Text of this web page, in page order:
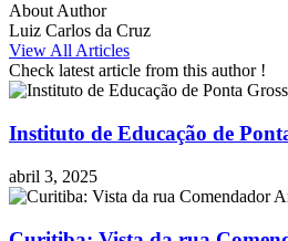
About Author
Luiz Carlos da Cruz
View All Articles
Check latest article from this author !
Instituto de Educação de
abril 3, 2025